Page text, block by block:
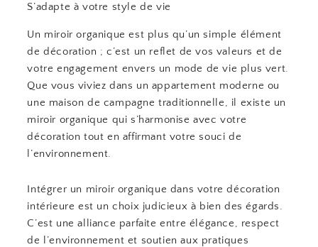
S’adapte à votre style de vie
Un miroir organique est plus qu’un simple élément
de décoration ; c’est un reflet de vos valeurs et de
votre engagement envers un mode de vie plus vert.
Que vous viviez dans un appartement moderne ou
une maison de campagne traditionnelle, il existe un
miroir organique qui s’harmonise avec votre
décoration tout en affirmant votre souci de
l’environnement.
Intégrer un miroir organique dans votre décoration
intérieure est un choix judicieux à bien des égards.
C’est une alliance parfaite entre élégance, respect
de l’environnement et soutien aux pratiques